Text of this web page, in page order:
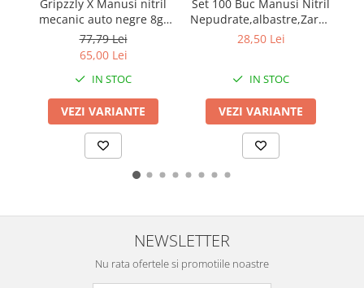
Gripzzly X Manusi nitril
mecanic auto negre 8gr
cu manseta extinsa
100buc/cut
77,79 Lei
65,00 Lei
IN STOC
VEZI VARIANTE
Set 100 Buc Manusi Nitril
Nepudrate,albastre,Zarys,
easyCARE
28,50 Lei
IN STOC
VEZI VARIANTE
NEWSLETTER
Nu rata ofertele si promotiile noastre